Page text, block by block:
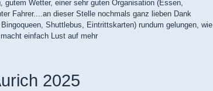
gutem Wetter, einer sehr guten Organisation (Essen,
Fahrer....an dieser Stelle nochmals ganz lieben Dank
Bingoqueen, Shuttlebus, Eintrittskarten) rundum gelungen, wie
einfach Lust auf mehr
2025